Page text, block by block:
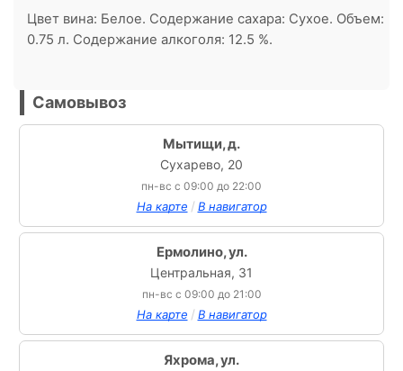
Цвет вина: Белое. Содержание сахара: Сухое. Объем:
0.75 л. Содержание алкоголя: 12.5 %.
Самовывоз
Мытищи, д.
Сухарево, 20
пн-вс с 09:00 до 22:00
На карте / В навигатор
Ермолино, ул.
Центральная, 31
пн-вс с 09:00 до 21:00
На карте / В навигатор
Яхрома, ул.